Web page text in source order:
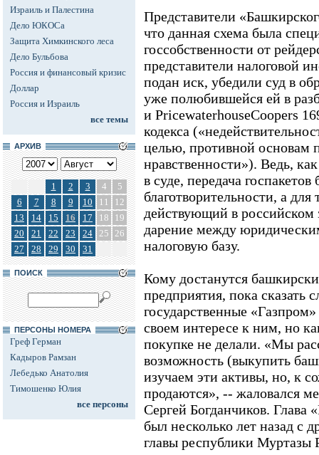
Израиль и Палестина
Дело ЮКОСа
Защита Химкинского леса
Дело Бульбова
Россия и финансовый кризис
Доллар
Россия и Израиль
все темы
АРХИВ
1 2 3 4
5
6
7 8 9 10 11
12
13
14 15 16 17 18
19
20
21 22 23 24 25 26
27
28 29 30 31
ПОИСК
ПЕРСОНЫ НОМЕРА
Греф Герман
Кадыров Рамзан
Лебедько Анатолия
Тимошенко Юлия
все персоны
Представители
что данная схема была
госсобственности от
представители налоговой
подан иск, убедили суд в
уже полюбившейся ей в
и PricewaterhouseCoopers
кодекса
целью, противной основам
нравственности»). Ведь,
в суде, передача
благотворительности, а
действующий в российском
дарение между
налоговую базу.
Кому достанутся
предприятия, пока сказать
государственные
своем интересе к ним, но
покупке не делали. «Мы
возможность (выкупить
изучаем эти активы, но, к
продаются», -- жаловался
Сергей Богданчиков.
был несколько лет назад с
главы республики Муртазы